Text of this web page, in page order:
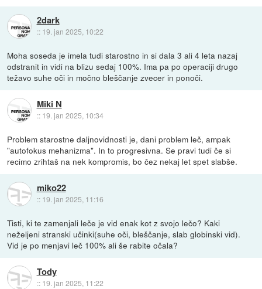
2dark
:: 19. jan 2025, 10:22
Moha soseda je imela tudi starostno in si dala 3 ali 4 leta nazaj
odstranit in vidi na blizu sedaj 100%. Ima pa po operaciji drugo
težavo suhe oči in močno bleščanje zvecer in ponoči.
Miki N
:: 19. jan 2025, 10:34
Problem starostne daljnovidnosti je, dani problem leč, ampak
"autofokus mehanizma". In to progresivna. Se pravi tudi če si
recimo zrihtaš na nek kompromis, bo čez nekaj let spet slabše.
miko22
:: 19. jan 2025, 11:16
Tisti, ki te zamenjali leče je vid enak kot z svojo lečo? Kaki
neželjeni stranski učinki(suhe oči, bleščanje, slab globinski vid).
Vid je po menjavi leč 100% ali še rabite očala?
Tody
:: 19. jan 2025, 11:22